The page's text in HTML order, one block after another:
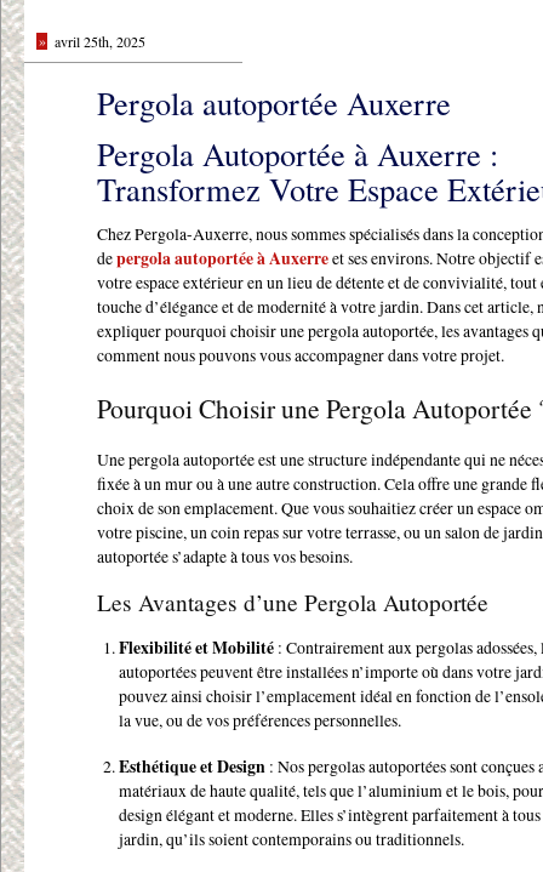
» avril 25th, 2025
Pergola autoportée Auxerre
Pergola Autoportée à Auxerre :
Transformez Votre Espace
Chez Pergola-Auxerre, nous sommes spécialisés dans la
depergola autoportée à Auxerreet ses environs. Notre objectif
votre espace extérieur en un lieu de détente et de convivialité, tout
touche d’élégance et de modernité à votre jardin. Dans cet article,
expliquer pourquoi choisir une pergola autoportée, les avantages
comment nous pouvons vous accompagner dans votre projet.
Pourquoi Choisir une Pergola Autoportée
Une pergola autoportée est une structure indépendante qui ne
fixée à un mur ou à une autre construction. Cela offre une grande
choix de son emplacement. Que vous souhaitiez créer un espace
votre piscine, un coin repas sur votre terrasse, ou un salon de
autoportée s’adapte à tous vos besoins.
Les Avantages d’une Pergola Autoportée
Flexibilité et Mobilité : Contrairement aux pergolas adossées,
autoportées peuvent être installées n’importe où dans votre
pouvez ainsi choisir l’emplacement idéal en fonction de
la vue, ou de vos préférences personnelles.
Esthétique et Design : Nos pergolas autoportées sont conçues
matériaux de haute qualité, tels que l’aluminium et le bois,
design élégant et moderne. Elles s’intègrent parfaitement à
jardin, qu’ils soient contemporains ou traditionnels.